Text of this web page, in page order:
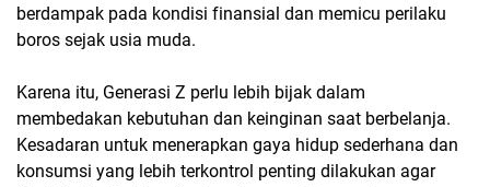
berdampak pada kondisi finansial dan memicu perilaku
boros sejak usia muda.
Karena itu, Generasi Z perlu lebih bijak dalam
membedakan kebutuhan dan keinginan saat berbelanja.
Kesadaran untuk menerapkan gaya hidup sederhana dan
konsumsi yang lebih terkontrol penting dilakukan agar